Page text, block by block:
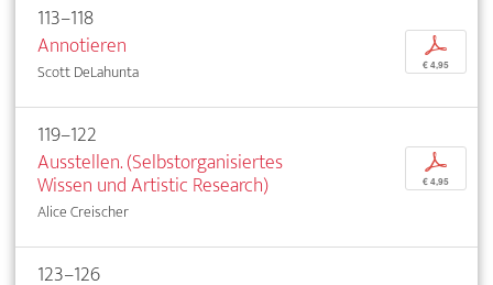
113–118
Annotieren
Scott DeLahunta
p
€ 4,95
119–122
Ausstellen. (Selbstorganisiertes
Wissen und Artistic Research)
Alice Creischer
p
€ 4,95
123–126